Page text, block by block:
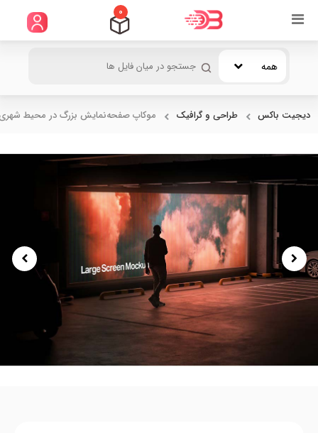
0
همه
دیجیت باکس طراحی و گرافیک موکاپ صفحه‌نمایش بزرگ در محیط